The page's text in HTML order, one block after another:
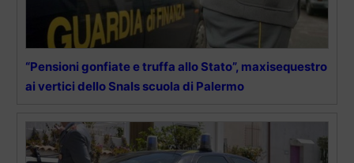
“Pensioni gonfiate e truffa allo Stato”, maxisequestro
ai vertici dello Snals scuola di Palermo